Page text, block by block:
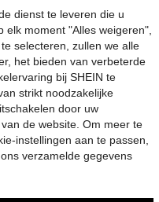
Geperste harsbloemenmal, realistische gedroogde bloemen en bladeren voor scrapbooking, doe-het-zelf kaarsenaccessoires en sieraden. Alle verschillende echte geperste gedroogde bloemen zitten in een transparante vacuümverpakking om de harsbloemen tijdens het transport te beschermen. Houd er rekening mee dat, aangezien het kunstplanten zijn, de vorm en kleur van de bloemen enigszins kunnen afwijken van de afbeeldingen. (Bewerkt en geen risico op ongedierte)
5.01€
dienst te leveren die u
moment "Alles weigeren",
selecteren, zullen we alle
het bieden van verbeterde
bij SHEIN te
strikt noodzakelijke
door uw
de website. Om meer te
instellingen aan te passen,
verzamelde gegevens